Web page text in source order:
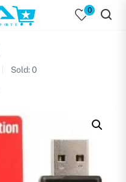
0
Sold:0